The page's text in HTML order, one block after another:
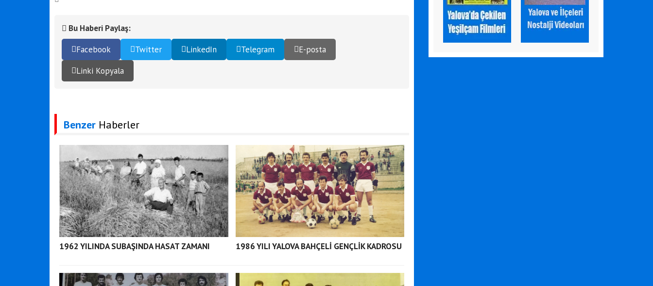
Bu Haberi Paylaş:
Facebook
Twitter LinkedIn Telegram
E-posta
Linki Kopyala
Benzer Haberler
1962 YILINDA SUBAŞINDA HASAT ZAMANI 1986 YILI YALOVA BAHÇELİ GENÇLİK KADROSU